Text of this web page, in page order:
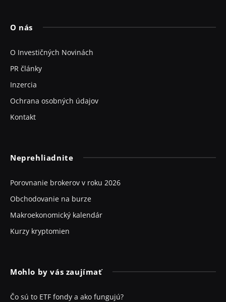
O nás
O Investičných Novinách
PR články
Inzercia
Ochrana osobných údajov
Kontakt
Neprehliadnite
Porovnanie brokerov v roku 2026
Obchodovanie na burze
Makroekonomický kalendár
Kurzy kryptomien
Mohlo by vás zaujímať
Čo sú to ETF fondy a ako fungujú?